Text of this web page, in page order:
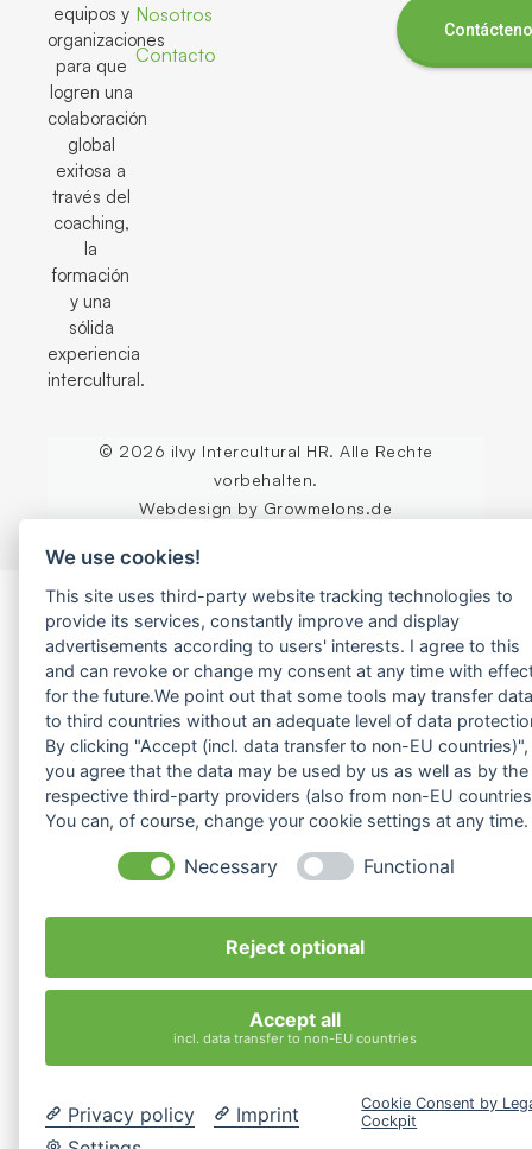
equipos y
organizaciones
para que
logren una
colaboración
global
exitosa a
través del
coaching,
la
formación
y una
sólida
experiencia
intercultural.
Nosotros
Contacto
© 2026 ilvy Intercultural HR. Alle Rechte
vorbehalten.
Webdesign by Growmelons.de
Asesoramiento
We use cookies!
This site uses third-party website tracking technologies to
provide its services, constantly improve and display
advertisements according to users' interests. I agree to this
and can revoke or change my consent at any time with
for the future.We point out that some tools may transfer
to third countries without an adequate level of data
By clicking "Accept (incl. data transfer to non-EU countries)",
you agree that the data may be used by us as well as by the
respective third-party providers (also from non-EU
You can, of course, change your cookie settings at any time.
Necessary Functional
Reject optional
Accept all
incl. data transfer to non-EU countries
Privacy policy
Imprint
Cookie Consent by
Cockpit